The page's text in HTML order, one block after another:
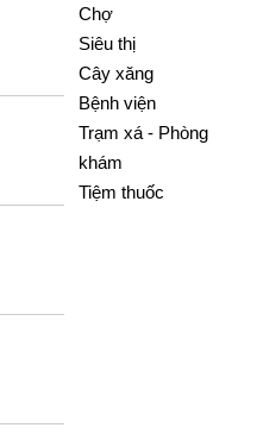
Chợ
Siêu thị
Cây xăng
Bệnh viện
Trạm xá - Phòng
khám
Tiệm thuốc